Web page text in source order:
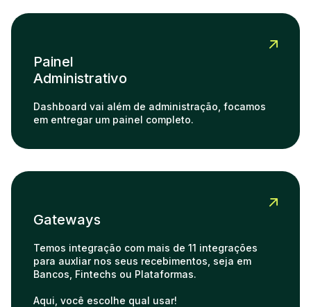
Painel
Administrativo
Dashboard vai além de administração, focamos
em entregar um painel completo.
Gateways
Temos integração com mais de 11 integrações
para auxliar nos seus recebimentos, seja em
Bancos, Fintechs ou Plataformas.
Aqui, você escolhe qual usar!